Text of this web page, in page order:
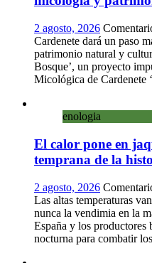
2 agosto, 2026
Cardenete dará un paso
patrimonio natural y
Bosque’, un proyecto
Micológica de Cardenete
enologia
El calor pone en
temprana de la
2 agosto, 2026
Las altas temperaturas
nunca la vendimia en la
España y los productores
nocturna para combatir